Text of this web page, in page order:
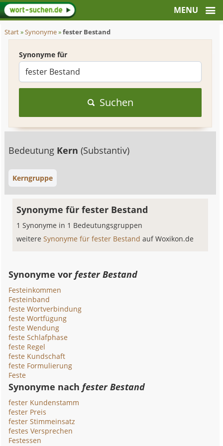
Start»Synonyme»fester Bestand
Synonyme für
Suchen
Bedeutung Kern(Substantiv)
Kerngruppe
Synonyme für fester Bestand
1 Synonyme in 1 Bedeutungsgruppen
weitereSynonyme für fester Bestandauf Woxikon.de
Synonyme vorfester Bestand
Festeinkommen
Festeinband
feste Wortverbindung
feste Wortfügung
feste Wendung
feste Schlafphase
feste Regel
feste Kundschaft
feste Formulierung
Feste
Synonyme nachfester Bestand
fester Kundenstamm
fester Preis
fester Stimmeinsatz
festes Versprechen
Festessen